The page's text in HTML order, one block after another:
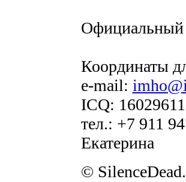
Официальный
Координаты
e-mail:
ICQ:
тел.: +7 911
Екатерина
©